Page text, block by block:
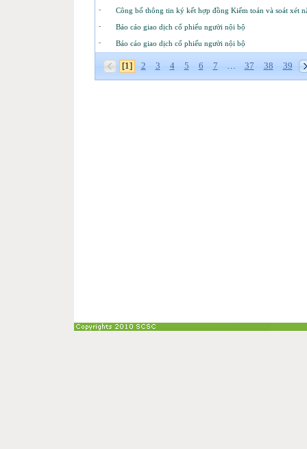
- Công bố thông tin ký kết hợp đồng Kiểm toán và soát xét
- Báo cáo giao dịch cổ phiếu người nội bộ
- Báo cáo giao dịch cổ phiếu người nội bộ
[1] 2 3 4 5 6 7 … 37 38 39